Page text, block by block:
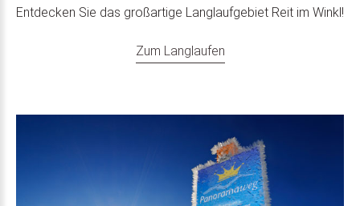
Entdecken Sie das großartige Langlaufgebiet Reit im Winkl!
Zum Langlaufen